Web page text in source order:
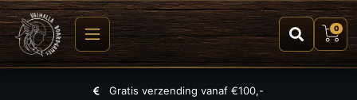
0
Gratis verzending vanaf €100,-